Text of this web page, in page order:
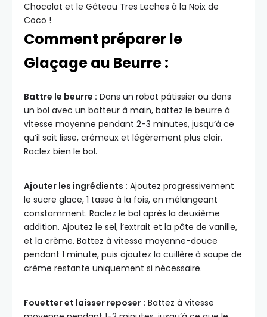
Chocolat et le Gâteau Tres Leches à la Noix de
Coco !
Comment préparer le
Glaçage au Beurre :
Battre le beurre : Dans un robot pâtissier ou dans
un bol avec un batteur à main, battez le beurre à
vitesse moyenne pendant 2-3 minutes, jusqu’à ce
qu’il soit lisse, crémeux et légèrement plus clair.
Raclez bien le bol.
Ajouter les ingrédients : Ajoutez progressivement
le sucre glace, 1 tasse à la fois, en mélangeant
constamment. Raclez le bol après la deuxième
addition. Ajoutez le sel, l’extrait et la pâte de vanille,
et la crème. Battez à vitesse moyenne-douce
pendant 1 minute, puis ajoutez la cuillère à soupe de
crème restante uniquement si nécessaire.
Fouetter et laisser reposer : Battez à vitesse